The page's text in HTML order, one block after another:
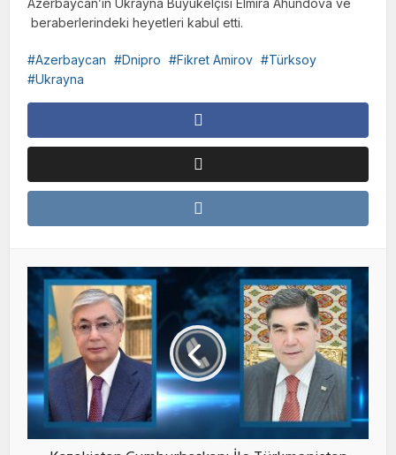
Azerbaycan’ın Ukrayna Büyükelçisi Elmira Ahundova ve
beraberlerindeki heyetleri kabul etti.
Azerbaycan Dnipro Fikret Amirov
Türksoy
Ukrayna